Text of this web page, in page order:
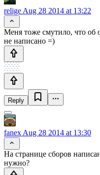
relige Aug 28 2014 at 13:22
Меня тоже смутило, что
не написано =)
Reply
fanex Aug 28 2014 at 13:30
На странице сборов
нужно?